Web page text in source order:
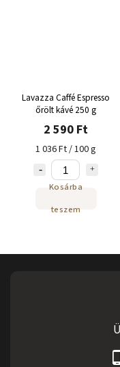
Lavazza Caffé Espresso
őrölt kávé 250 g
2 590 Ft
1 036 Ft / 100 g
Kosárba
teszem